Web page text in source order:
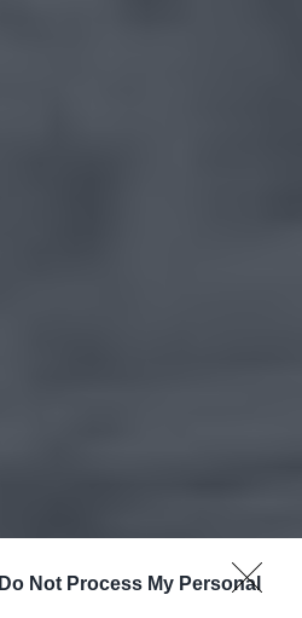
Do Not Process My Personal